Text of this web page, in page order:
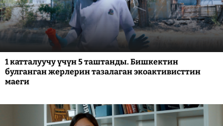
1 катталуучу үчүн 5 таштанды. Бишкектин
булганган жерлерин тазалаган экоактивисттин
маеги